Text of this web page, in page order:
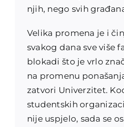
njih, nego svih
Velika promena je i
svakog dana sve više
blokadi što je vrlo
na promenu
zatvori Univerzitet.
studentskih
nije uspjelo, sada se